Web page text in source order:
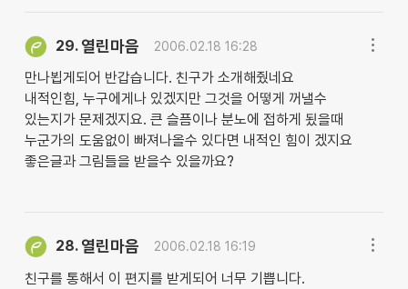
29. 열린마음 2006.02.18 16:28
만나뵙게되어 반갑습니다. 친구가 소개해줬네요
내적인힘, 누구에게나 있겠지만 그것을 어떻게 꺼낼수
있는지가 문제겠지요. 큰 슬픔이나 분노에 접하게 됬을때
누군가의 도움없이 빠져나올수 있다면 내적인 힘이 겠지요
좋은글과 그림들을 받을수 있을까요?
28. 열린마음 2006.02.18 16:19
친구를 통해서 이 편지를 받게되어 너무 기쁩니다.